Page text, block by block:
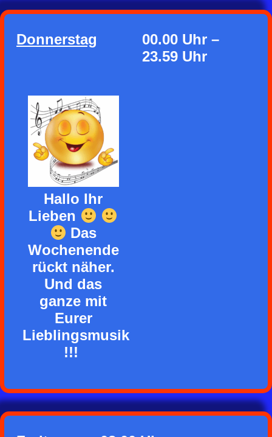
Donnerstag
Hallo Ihr
Lieben
Das
Wochenende
rückt näher.
Und das
ganze mit
Eurer
Lieblingsmusik
!!!
00.00 Uhr –
23.59 Uhr